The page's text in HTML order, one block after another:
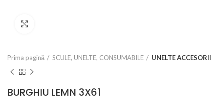
Prima pagină SCULE, UNELTE, CONSUMABILE UNELTE ACCESORII
BURGHIU LEMN 3X61